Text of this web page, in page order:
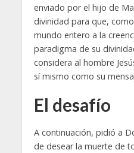
enviado por el hijo de
divinidad para que,
mundo entero a la
paradigma de su
considera al hombre
sí mismo como su
El desafío
A continuación, pidió a
de desear la muerte de